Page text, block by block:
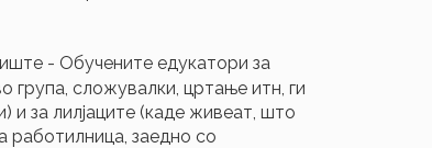
- Обучените едукатори за
група, сложувалки, цртање итн, ги
и за лилјаците (каде живеат, што
работилница, заедно со